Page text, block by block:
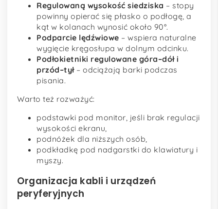
Regulowaną wysokość siedziska – stopy
powinny opierać się płasko o podłogę, a
kąt w kolanach wynosić około 90°.
Podparcie lędźwiowe – wspiera naturalne
wygięcie kręgosłupa w dolnym odcinku.
Podłokietniki regulowane góra–dół i
przód–tył– odciążają barki podczas
pisania.
Warto też rozważyć:
podstawki pod monitor, jeśli brak regulacji
wysokości ekranu,
podnóżek dla niższych osób,
podkładkę pod nadgarstki do klawiatury i
myszy.
Organizacja kabli i urządzeń
peryferyjnych